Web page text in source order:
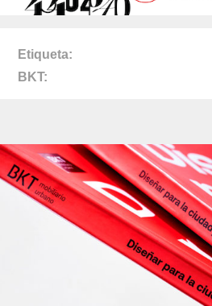
Etiqueta
BKT